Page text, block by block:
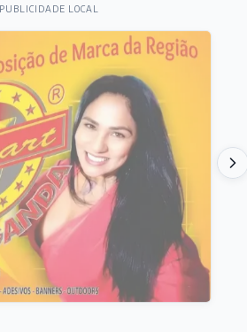
PUBLICIDADE LOCAL